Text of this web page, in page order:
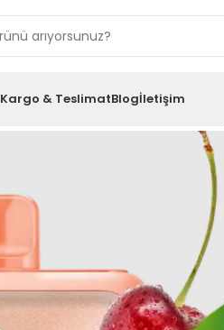
Kargo & TeslimatBlogİletişim